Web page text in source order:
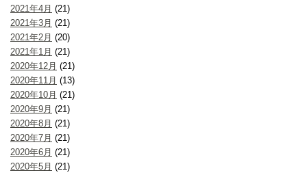
2021年4月 (21)
2021年3月 (21)
2021年2月 (20)
2021年1月 (21)
2020年12月 (21)
2020年11月 (13)
2020年10月 (21)
2020年9月 (21)
2020年8月 (21)
2020年7月 (21)
2020年6月 (21)
2020年5月 (21)